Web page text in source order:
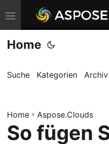
N
a
v
g
i
o
Home
Suche Kategorien Archiv
Home » Aspose.Clouds
So fügen